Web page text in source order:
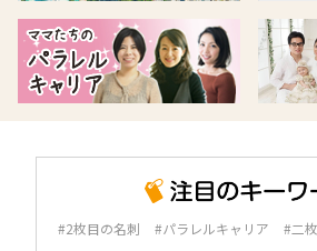
#2枚目の名刺 #パラレルキャリア
#二